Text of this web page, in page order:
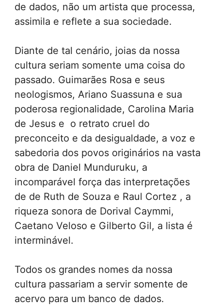
de dados, não um artista que processa,
assimila e reflete a sua sociedade.
Diante de tal cenário, joias da nossa
cultura seriam somente uma coisa do
passado. Guimarães Rosa e seus
neologismos, Ariano Suassuna e sua
poderosa regionalidade, Carolina Maria
de Jesus e o retrato cruel do
preconceito e da desigualdade, a voz e
sabedoria dos povos originários na vasta
obra de Daniel Munduruku, a
incomparável força das interpretações
de de Ruth de Souza e Raul Cortez , a
riqueza sonora de Dorival Caymmi,
Caetano Veloso e Gilberto Gil, a lista é
interminável.
Todos os grandes nomes da nossa
cultura passariam a servir somente de
acervo para um banco de dados.